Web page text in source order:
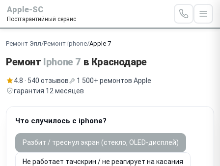
Apple-SC
Постгарантийный сервис
Ремонт Эпл/Ремонт iphone/Apple 7
Ремонт Iphone 7 в Краснодаре
4.8 · 540 отзывов
1 500+ ремонтов Apple
гарантия 12 месяцев
Что случилось с iphone?
Разбит / треснул экран (стекло, OLED-дисплей)
Не работает тачскрин / не реагирует на касания